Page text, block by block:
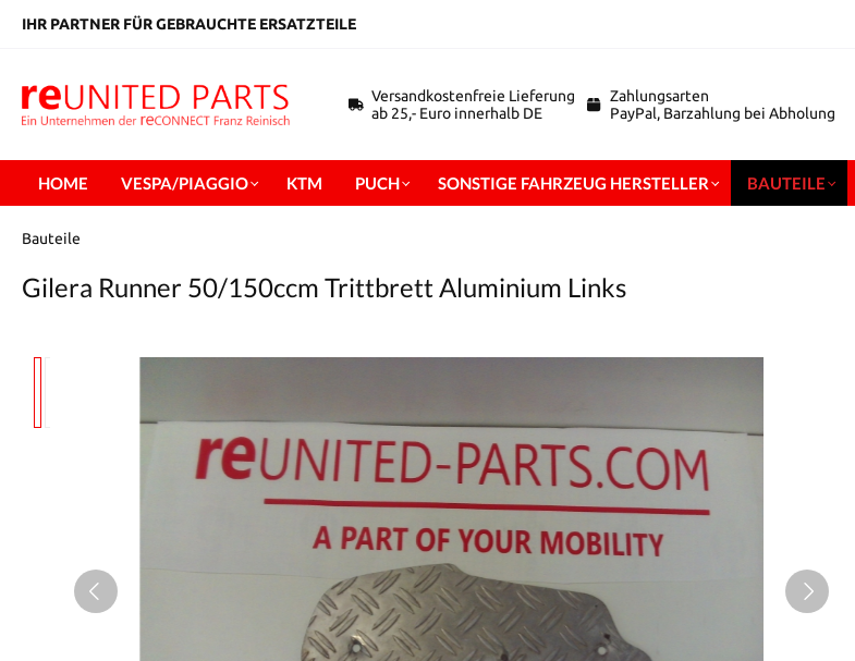
springen
IHR PARTNER FÜR GEBRAUCHTE ERSATZTEILE
Versandkostenfreie Lieferung
ab 25,- Euro innerhalb DE
Zahlungsarten
PayPal, Barzahlung bei Abholung
HOME VESPA/PIAGGIO KTM PUCH SONSTIGE FAHRZEUG HERSTELLER BAUTEILE
Bauteile
Gilera Runner 50/150ccm Trittbrett Aluminium Links